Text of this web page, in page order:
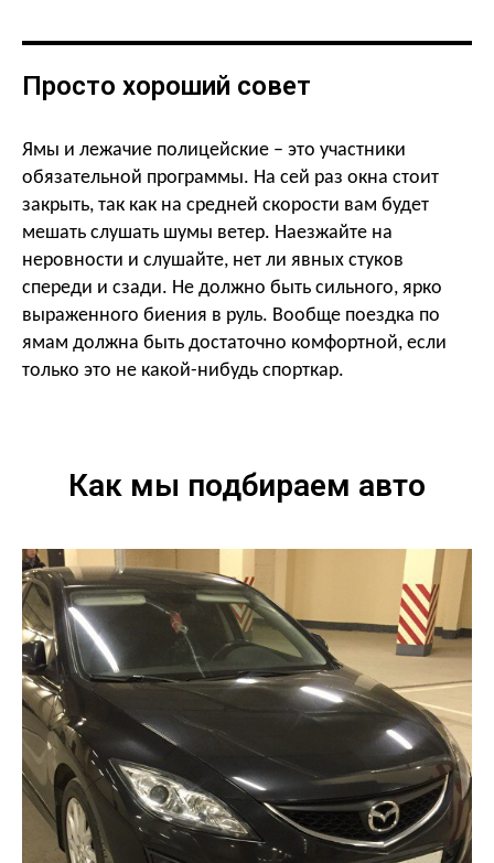
Просто хороший совет
Ямы и лежачие полицейские – это участники
обязательной программы. На сей раз окна стоит
закрыть, так как на средней скорости вам будет
мешать слушать шумы ветер. Наезжайте на
неровности и слушайте, нет ли явных стуков
спереди и сзади. Не должно быть сильного, ярко
выраженного биения в руль. Вообще поездка по
ямам должна быть достаточно комфортной, если
только это не какой-нибудь спорткар.
Как мы подбираем авто